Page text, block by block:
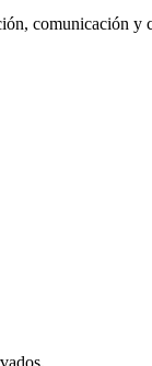
comunicación